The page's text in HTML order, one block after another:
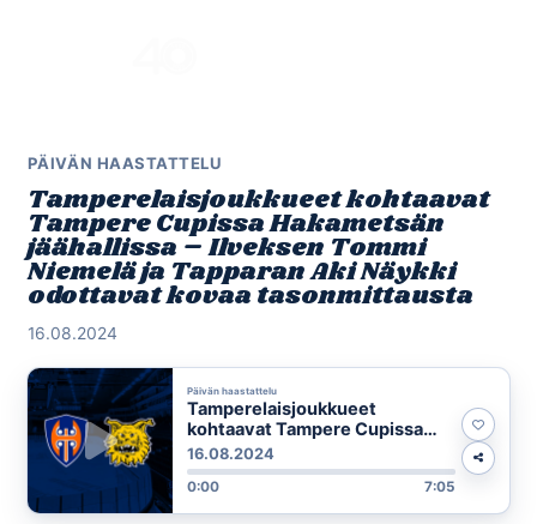
PÄIVÄN HAASTATTELU
Tamperelaisjoukkueet kohtaavat
Tampere Cupissa Hakametsän
jäähallissa – Ilveksen Tommi
Niemelä ja Tapparan Aki Näykki
odottavat kovaa tasonmittausta
16.08.2024
Päivän haastattelu
Tamperelaisjoukkueet
kohtaavat Tampere Cupissa
Hakametsän jäähallissa –
Ilveksen Tommi Niemelä ja
Tapparan Aki Näykki odottavat
kovaa tasonmittausta
16.08.2024
0:00 7:05